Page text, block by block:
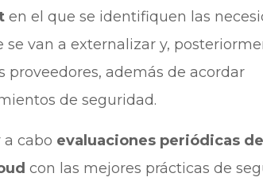
en el que se identifiquen las
van a externalizar y,
además de acordar
de seguridad.
cabo evaluaciones periódicas de
con las mejores prácticas de